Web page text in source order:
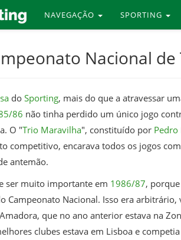
NAVEGAÇÃO SPORTING
Nacional
do Sporting, mais do que a atravessar
86 não tinha perdido um único jogo
O "Trio Maravilha", constituído por Pedro
competitivo, encarava todos os jogos
antemão.
ser muito importante em 1986/87,
Campeonato Nacional. Isso era
que no ano anterior estava na
clubes estava em Lisboa e